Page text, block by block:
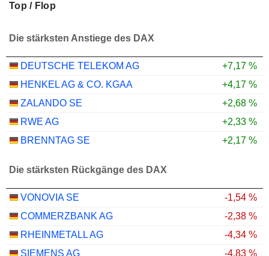
Top / Flop
Die stärksten Anstiege des DAX
DEUTSCHE TELEKOM AG
+7,17 %
HENKEL AG & CO. KGAA
+4,17 %
ZALANDO SE
+2,68 %
RWE AG
+2,33 %
BRENNTAG SE
+2,17 %
Die stärksten Rückgänge des DAX
VONOVIA SE
-1,54 %
COMMERZBANK AG
-2,38 %
RHEINMETALL AG
-4,34 %
SIEMENS AG
-4,83 %